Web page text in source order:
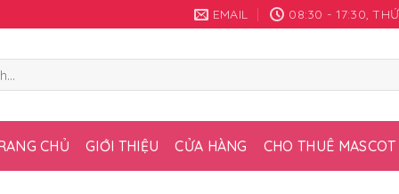
EMAIL 08:30 - 17:30,
CHỦ GIỚI THIỆU CỬA HÀNG CHO THUÊ MASCOT